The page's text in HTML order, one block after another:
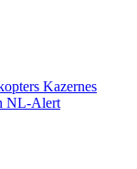
Kazernes
NL-Alert